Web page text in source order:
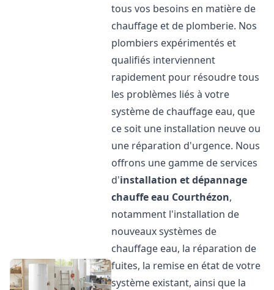
tous vos besoins en matière de
chauffage et de plomberie. Nos
plombiers expérimentés et
qualifiés interviennent
rapidement pour résoudre tous
les problèmes liés à votre
système de chauffage eau, que
ce soit une installation neuve ou
une réparation d'urgence. Nous
offrons une gamme de services
d'installation et dépannage
chauffe eau Courthézon,
notamment l'installation de
nouveaux systèmes de
chauffage eau, la réparation de
fuites, la remise en état de votre
système existant, ainsi que la